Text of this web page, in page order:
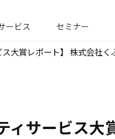
ービス セミナー
ス大賞レポート】 株式会社く
ィサービス大